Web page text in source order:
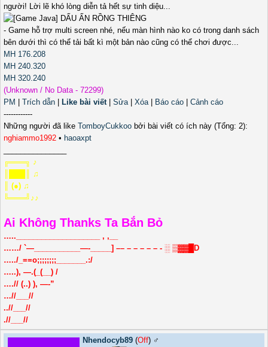
người! Lời lẽ khó lòng diễn tả hết sự tinh diệu...
- Game hỗ trợ multi screen nhé, nếu màn hình nào ko có trong danh sách
bên dưới thì có thể tải bất kì một bản nào cũng có thể chơi được...
MH 176.208
MH 240.320
MH 320.240
(Unknown / No Data - 72299)
PM
Trích dẫn Like bài viết| Sửa| Xóa| Báo cáo
Cảnh cáo
------------
Những người đã like TomboyCukkoo bởi bài viết có ích này (Tổng: 2):
nghiammo1992 • haoaxpt
╔═══╗ ♪
║███║ ♫
║ (●) ♫
╚═══╝♪♪
Ai Không Thanks Ta Bắn Bỏ
…..____________________ , ,__
……/ `—___________—-_____] –– – – – – – - ░ ▒▓▓█D
…../_==o;;;;;;;;_______.:/
…..), —.(_(__) /
….// (..) ), —-”
…//___//
..//___//
.//___//
Nhendocyb89 (Off) ♂️